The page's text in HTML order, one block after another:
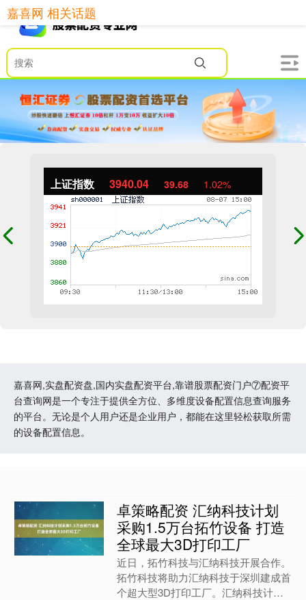
上证指数 3940.04 39.68 1.02%
嘉喜网,实盘配资盘,国内实盘配资平台,靠谱股票配资门户⑦配资平
台查询网是一个专注于提供全方位、多维度设备配置信息查询服务
的平台。无论是个人用户还是企业用户，都能在这里轻松获取所需
的设备配置信息。
嘉喜网 相关话题
卓策略配资 汇纳科技计划
采购1.5万台拓竹设备 打造
全球最大3D打印工厂
近日，拓竹科技与汇纳科技开展合作。
拓竹科技将助力汇纳科技于深圳建成首
个超大型3D打印工厂。汇纳科技计划